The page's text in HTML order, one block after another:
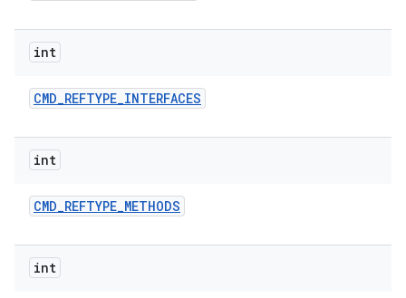
int
CMD_REFTYPE_INTERFACES
int
CMD_REFTYPE_METHODS
int